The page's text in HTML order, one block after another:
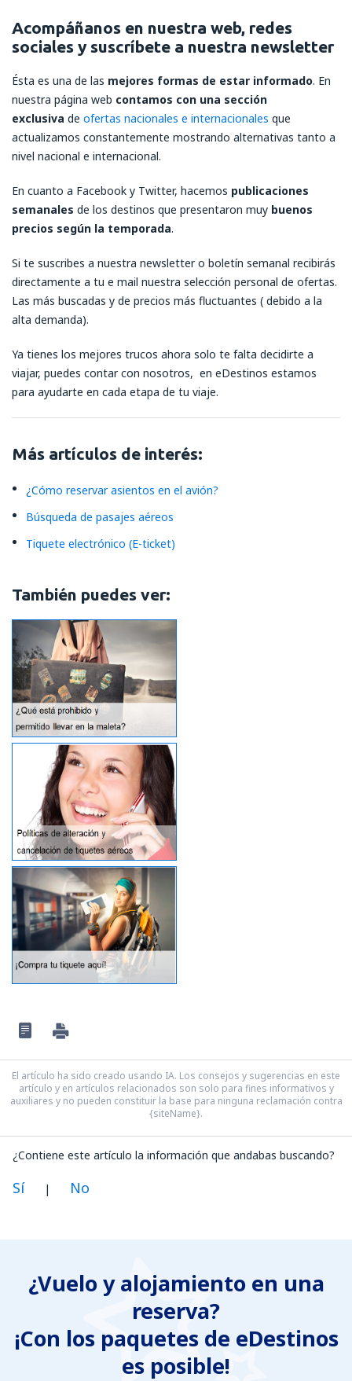
Acompáñanos en nuestra web, redes
sociales y suscríbete a nuestra newsletter
Ésta es una de las mejores formas de estar informado. En
nuestra página web contamos con una sección
exclusiva de ofertas nacionales e internacionales que
actualizamos constantemente mostrando alternativas tanto a
nivel nacional e internacional.
En cuanto a Facebook y Twitter, hacemos publicaciones
semanales de los destinos que presentaron muy buenos
precios según la temporada.
Si te suscribes a nuestra newsletter o boletín semanal recibirás
directamente a tu e mail nuestra selección personal de ofertas.
Las más buscadas y de precios más fluctuantes ( debido a la
alta demanda).
Ya tienes los mejores trucos ahora solo te falta decidirte a
viajar, puedes contar con nosotros, en eDestinos estamos
para ayudarte en cada etapa de tu viaje.
Más artículos de interés:
¿Cómo reservar asientos en el avión?
Búsqueda de pasajes aéreos
Tiquete electrónico (E-ticket)
También puedes ver:
El artículo ha sido creado usando IA. Los consejos y sugerencias en este
artículo y en artículos relacionados son solo para fines informativos y
auxiliares y no pueden constituir la base para ninguna reclamación contra
{siteName}.
¿Contiene este artículo la información que andabas buscando?
Sí | No
Contiene información incorrecta
No profundiza en el tema
Es demasiado largo
¿Vuelo y alojamiento en una
reserva?
¡Con los paquetes de eDestinos
es posible!